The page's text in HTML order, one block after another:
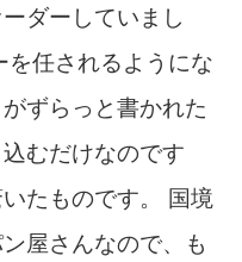
ダーしていまし
任されるようにな
ずらっと書かれた
むだけなのです
たものです。 国境
屋さんなので、も